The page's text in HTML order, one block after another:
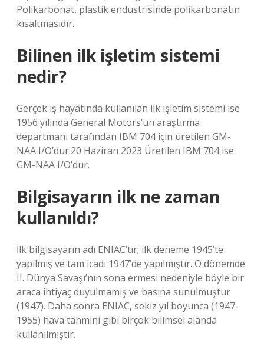
Polikarbonat, plastik endüstrisinde polikarbonatın
kısaltmasıdır.
Bilinen ilk işletim sistemi
nedir?
Gerçek iş hayatında kullanılan ilk işletim sistemi ise
1956 yılında General Motors’un araştırma
departmanı tarafından IBM 704 için üretilen GM-
NAA I/O’dur.20 Haziran 2023 Üretilen IBM 704 ise
GM-NAA I/O’dur.
Bilgisayarın ilk ne zaman
kullanıldı?
İlk bilgisayarın adı ENIAC’tır; ilk deneme 1945’te
yapılmış ve tam icadı 1947’de yapılmıştır. O dönemde
II. Dünya Savaşı’nın sona ermesi nedeniyle böyle bir
araca ihtiyaç duyulmamış ve basına sunulmuştur
(1947). Daha sonra ENIAC, sekiz yıl boyunca (1947-
1955) hava tahmini gibi birçok bilimsel alanda
kullanılmıştır.